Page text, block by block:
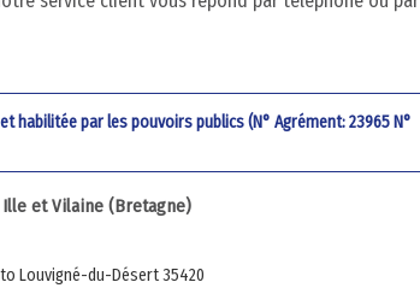
par les pouvoirs publics (N° Agrément: 23965 N°
et Vilaine (Bretagne)
Louvigné-du-Désert 35420